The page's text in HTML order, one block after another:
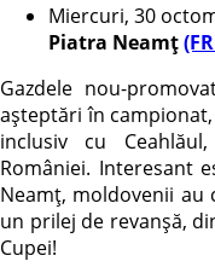
Miercuri, 30
Piatra Neamț
Gazdele nou-
așteptări în
inclusiv cu
României. Interesant
Neamț, moldovenii au
un prilej de revanșă,
Cupei!